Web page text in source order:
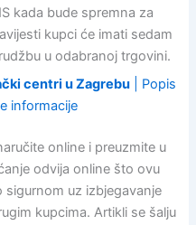
kada bude spremna za
kupci će imati sedam
u odabranoj trgovini.
centri u Zagrebu| Popis
informacije
online i preuzmite u
odvija online što ovu
uz izbjegavanje
kupcima. Artikli se šalju